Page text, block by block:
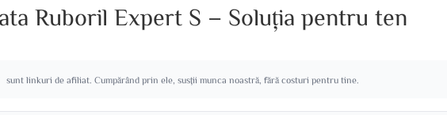
Ruboril Expert S – Soluția pentru ten
linkuri de afiliat. Cumpărând prin ele, susții munca noastră, fără costuri pentru tine.